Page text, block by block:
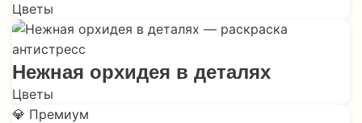
Цветы
Нежная орхидея в деталях
Цветы
💎 Премиум